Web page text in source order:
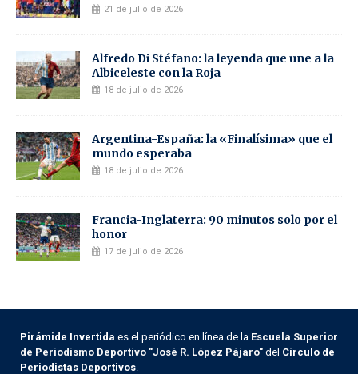
21 de julio de 2026
Alfredo Di Stéfano: la leyenda que une a la
Albiceleste con la Roja
18 de julio de 2026
Argentina-España: la «Finalísima» que el
mundo esperaba
18 de julio de 2026
Francia-Inglaterra: 90 minutos solo por el
honor
17 de julio de 2026
Pirámide Invertida es el periódico en línea de la Escuela Superior
de Periodismo Deportivo "José R. López Pájaro" del Círculo de
Periodistas Deportivos